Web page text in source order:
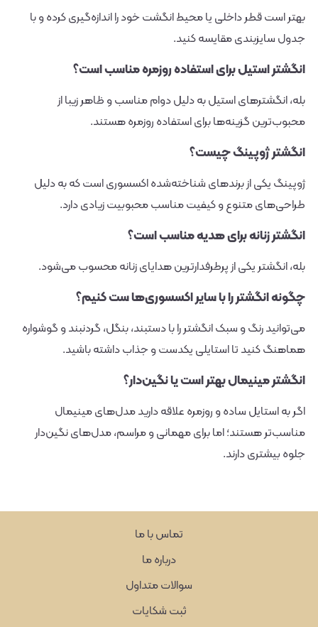
بهتر است قطر داخلی یا محیط انگشت خود را اندازه‌گیری کرده و با
جدول سایزبندی مقایسه کنید.
انگشتر استیل برای استفاده روزمره مناسب است؟
بله، انگشترهای استیل به دلیل دوام مناسب و ظاهر زیبا از
محبوب‌ترین گزینه‌ها برای استفاده روزمره هستند.
انگشتر ژوپینگ چیست؟
ژوپینگ یکی از برندهای شناخته‌شده اکسسوری است که به دلیل
طراحی‌های متنوع و کیفیت مناسب محبوبیت زیادی دارد.
انگشتر زنانه برای هدیه مناسب است؟
بله، انگشتر یکی از پرطرفدارترین هدایای زنانه محسوب می‌شود.
چگونه انگشتر را با سایر اکسسوری‌ها ست کنیم؟
می‌توانید رنگ و سبک انگشتر را با دستبند، بنگل، گردنبند و گوشواره
هماهنگ کنید تا استایلی یکدست و جذاب داشته باشید.
انگشتر مینیمال بهتر است یا نگین‌دار؟
اگر به استایل ساده و روزمره علاقه دارید مدل‌های مینیمال
مناسب‌تر هستند؛ اما برای مهمانی و مراسم، مدل‌های نگین‌دار
جلوه بیشتری دارند.
تماس با ما
درباره ما
سوالات متداول
ثبت شکایات